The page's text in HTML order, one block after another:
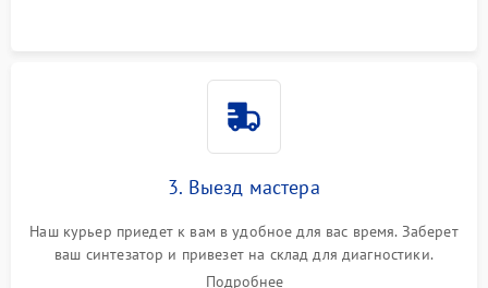
3. Выезд мастера
Наш курьер приедет к вам в удобное для вас время. Заберет
ваш синтезатор и привезет на склад для диагностики.
Подробнее